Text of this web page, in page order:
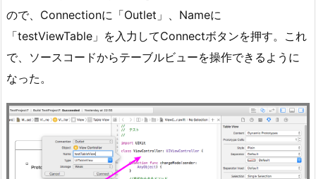
ので、Connectionに「Outlet」、Nameに
「testViewTable」を入力してConnectボタンを押す。これ
で、ソースコードからテーブルビューを操作できるように
なった。